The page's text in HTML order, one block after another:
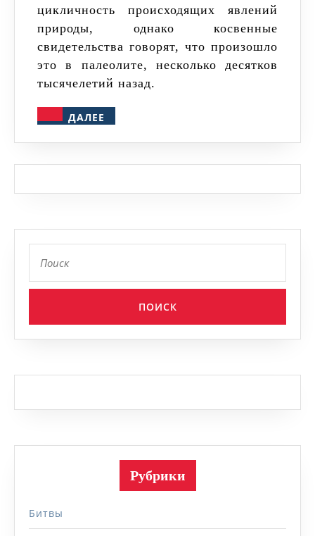
цикличность происходящих явлений
природы, однако косвенные
свидетельства говорят, что произошло
это в палеолите, несколько десятков
тысячелетий назад.
ДАЛЕЕ
Рубрики
Битвы